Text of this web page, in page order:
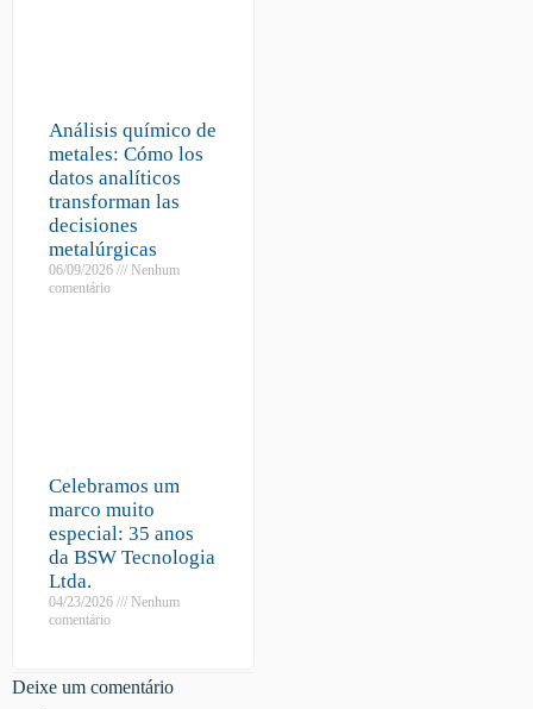
Análisis químico de
metales: Cómo los
datos analíticos
transforman las
decisiones
metalúrgicas
06/09/2026
Nenhum
comentário
Celebramos um
marco muito
especial: 35 anos
da BSW Tecnologia
Ltda.
04/23/2026
Nenhum
comentário
Deixe um comentário